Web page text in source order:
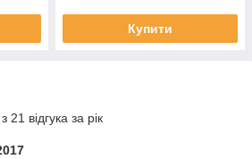
Купити
21 відгука за рік